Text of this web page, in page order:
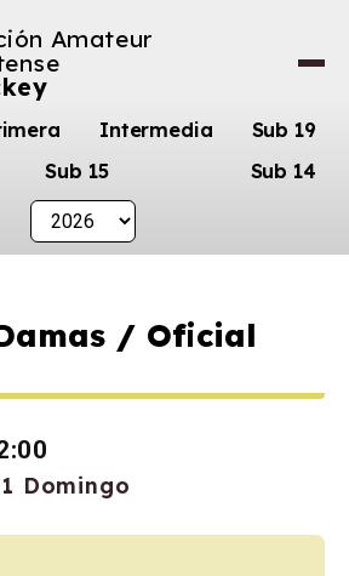
Amateur
Intermedia
Sub 19
Sub 15 Sub 14
/ Oficial
Domingo